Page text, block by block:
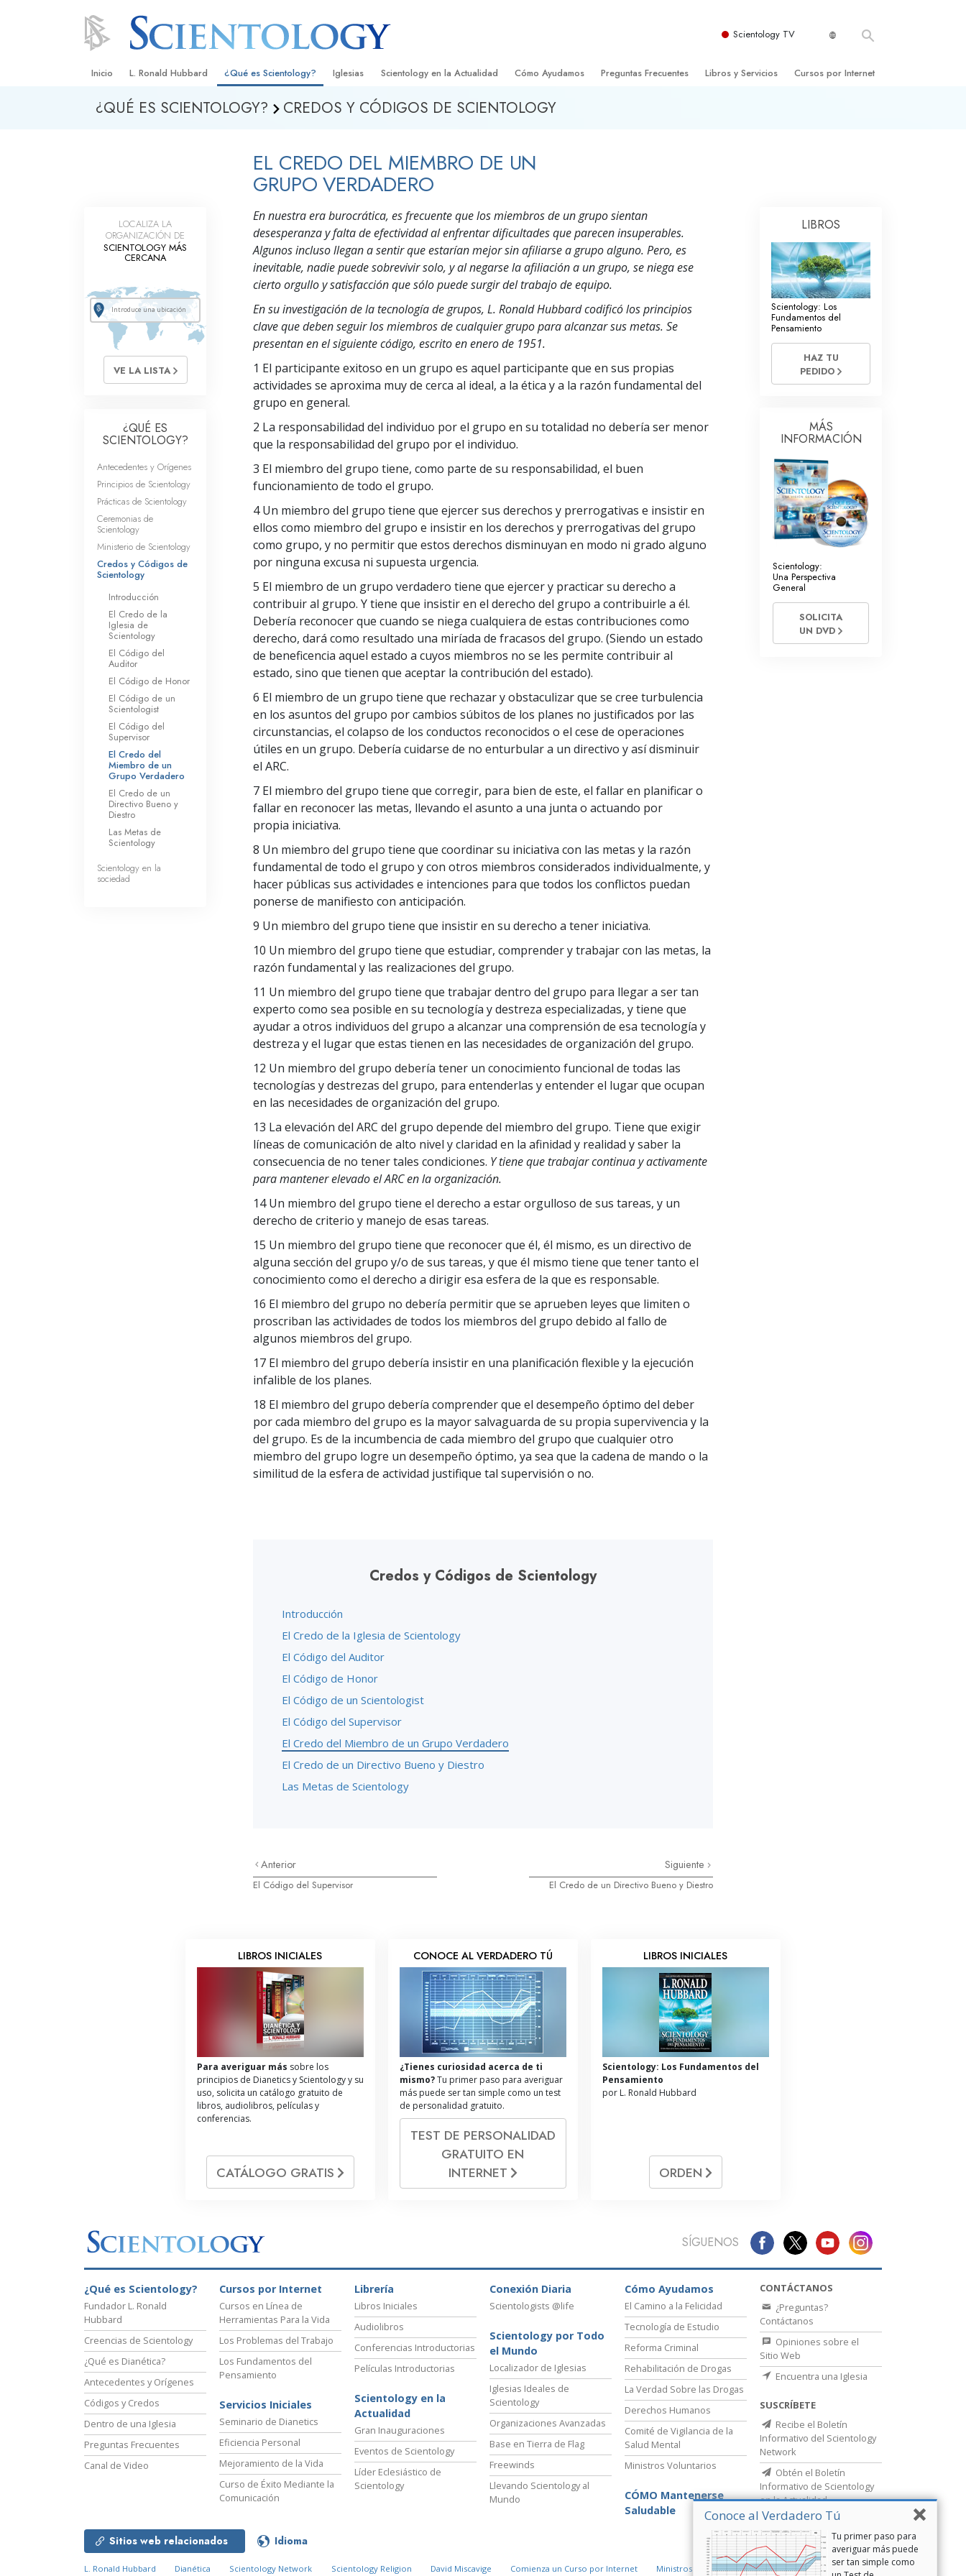
Scientology TV
Inicio L. Ronald Hubbard ¿Qué es Scientology?
Creencias y Prácticas
Qué dicen los Scientologists acerca de
Scientology
Dentro de una Iglesia
Los Principios Básicos de Scientology
Una Introducción a Dianética
Amor y Odio: ¿Qué es Grandeza?
Iglesias
Encontrar una Iglesia
Organizaciones Avanzadas
Base en Tierra de Flag
Freewinds
Llevando Scientology al Mundo
Scientology en la Actualidad
Gran Inauguraciones
David Miscavige: Líder Eclesiástico de
Scientology
Cómo Ayudamos
El Camino a la Felicidad
Criminon
La Verdad Sobre las Drogas
Unidos por los Derechos Humanos
Comisión de Ciudadanos por los
Derechos Humanos
Ministros Voluntarios de Scientology
Preguntas Frecuentes Libros y Servicios
Servicios Iniciales
Cursos por Internet
Ayudas para Enfermedades y Lesiones
La Integridad y la Honestidad
La Escala Tonal Emocional
La Causa de la Supresión
Los Fundamentos de la Organización
Los Fundamentos de las Relaciones
Objetivos y Metas
La Tecnología de Estudio
La Comunicación
¿QUÉ ES SCIENTOLOGY? CREDOS Y CÓDIGOS DE SCIENTOLOGY
EL CREDO DEL MIEMBRO DE UN
GRUPO VERDADERO
En nuestra era burocrática, es frecuente que los miembros de un grupo sientan
desesperanza y falta de efectividad al enfrentar dificultades que parecen insuperables.
Algunos incluso llegan a sentir que estarían mejor sin afiliarse a grupo alguno. Pero, es
inevitable, nadie puede sobrevivir solo, y al negarse la afiliación a un grupo, se niega ese
cierto orgullo y satisfacción que sólo puede surgir del trabajo de equipo.
En su investigación de la tecnología de grupos, L. Ronald Hubbard codificó los principios
clave que deben seguir los miembros de cualquier grupo para alcanzar sus metas. Se
presentan en el siguiente código, escrito en enero de 1951.
1 El participante exitoso en un grupo es aquel participante que en sus propias
actividades se aproxima muy de cerca al ideal, a la ética y a la razón fundamental del
grupo en general.
2 La responsabilidad del individuo por el grupo en su totalidad no debería ser menor
que la responsabilidad del grupo por el individuo.
3 El miembro del grupo tiene, como parte de su responsabilidad, el buen
funcionamiento de todo el grupo.
4 Un miembro del grupo tiene que ejercer sus derechos y prerrogativas e insistir en
ellos como miembro del grupo e insistir en los derechos y prerrogativas del grupo
como grupo, y no permitir que estos derechos disminuyan en modo ni grado alguno
por ninguna excusa ni supuesta urgencia.
5 El miembro de un grupo verdadero tiene que ejercer y practicar su derecho a
contribuir al grupo. Y tiene que insistir en el derecho del grupo a contribuirle a él.
Debería reconocer que cuando se niega cualquiera de estas contribuciones como
derecho, dará como resultado una miríada de fracasos del grupo. (Siendo un estado
de beneficencia aquel estado a cuyos miembros no se les permite contribuir al
estado, sino que tienen que aceptar la contribución del estado).
6 El miembro de un grupo tiene que rechazar y obstaculizar que se cree turbulencia
en los asuntos del grupo por cambios súbitos de los planes no justificados por las
circunstancias, el colapso de los conductos reconocidos o el cese de operaciones
útiles en un grupo. Debería cuidarse de no enturbular a un directivo y así disminuir
el ARC.
7 El miembro del grupo tiene que corregir, para bien de este, el fallar en planificar o
fallar en reconocer las metas, llevando el asunto a una junta o actuando por
propia iniciativa.
8 Un miembro del grupo tiene que coordinar su iniciativa con las metas y la razón
fundamental de todo el grupo y con otros miembros considerados individualmente, y
hacer públicas sus actividades e intenciones para que todos los conflictos puedan
ponerse de manifiesto con anticipación.
9 Un miembro del grupo tiene que insistir en su derecho a tener iniciativa.
10 Un miembro del grupo tiene que estudiar, comprender y trabajar con las metas, la
razón fundamental y las realizaciones del grupo.
11 Un miembro del grupo tiene que trabajar dentro del grupo para llegar a ser tan
experto como sea posible en su tecnología y destreza especializadas, y tiene que
ayudar a otros individuos del grupo a alcanzar una comprensión de esa tecnología y
destreza y el lugar que estas tienen en las necesidades de organización del grupo.
12 Un miembro del grupo debería tener un conocimiento funcional de todas las
tecnologías y destrezas del grupo, para entenderlas y entender el lugar que ocupan
en las necesidades de organización del grupo.
13 La elevación del ARC del grupo depende del miembro del grupo. Tiene que exigir
líneas de comunicación de alto nivel y claridad en la afinidad y realidad y saber la
consecuencia de no tener tales condiciones. Y tiene que trabajar continua y activamente
para mantener elevado el ARC en la organización.
14 Un miembro del grupo tiene el derecho a estar orgulloso de sus tareas, y un
derecho de criterio y manejo de esas tareas.
15 Un miembro del grupo tiene que reconocer que él, él mismo, es un directivo de
alguna sección del grupo y/o de sus tareas, y que él mismo tiene que tener tanto el
conocimiento como el derecho a dirigir esa esfera de la que es responsable.
16 El miembro del grupo no debería permitir que se aprueben leyes que limiten o
proscriban las actividades de todos los miembros del grupo debido al fallo de
algunos miembros del grupo.
17 El miembro del grupo debería insistir en una planificación flexible y la ejecución
infalible de los planes.
18 El miembro del grupo debería comprender que el desempeño óptimo del deber
por cada miembro del grupo es la mayor salvaguarda de su propia supervivencia y la
del grupo. Es de la incumbencia de cada miembro del grupo que cualquier otro
miembro del grupo logre un desempeño óptimo, ya sea que la cadena de mando o la
similitud de la esfera de actividad justifique tal supervisión o no.
Credos y Códigos de Scientology
Introducción
El Credo de la Iglesia de Scientology
El Código del Auditor
El Código de Honor
El Código de un Scientologist
El Código del Supervisor
El Credo del Miembro de un Grupo Verdadero
El Credo de un Directivo Bueno y Diestro
Las Metas de Scientology
Anterior
El Código del Supervisor
Siguiente
El Credo de un Directivo Bueno y Diestro
LOCALIZA LA
ORGANIZACIÓN DE
SCIENTOLOGY MÁS
CERCANA
VE LA LISTA
¿QUÉ ES
SCIENTOLOGY?
Antecedentes y Orígenes
Principios de Scientology
Prácticas de Scientology
Ceremonias de
Scientology
Ministerio de Scientology
Credos y Códigos de
Scientology
Introducción
El Credo de la
Iglesia de
Scientology
El Código del
Auditor
El Código de Honor
El Código de un
Scientologist
El Código del
Supervisor
El Credo del
Miembro de un
Grupo Verdadero
El Credo de un
Directivo Bueno y
Diestro
Las Metas de
Scientology
Scientology en la
sociedad
LIBROS
Scientology: Los
Fundamentos del
Pensamiento
HAZ TU
PEDIDO
MÁS
INFORMACIÓN
Scientology:
Una Perspectiva
General
SOLICITA
UN DVD
Conoce al Verdadero Tú
Tu primer paso para
averiguar más puede
ser tan simple como
LIBROS INICIALES
Para averiguar más sobre los
principios de Dianetics y Scientology y su
uso, solicita un catálogo gratuito de
libros, audiolibros, películas y
conferencias.
CATÁLOGO GRATIS
CONOCE AL VERDADERO TÚ
¿Tienes curiosidad acerca de ti
mismo?Tu primer paso para averiguar
más puede ser tan simple como un test
de personalidad gratuito.
TEST DE PERSONALIDAD
GRATUITO EN
INTERNET
LIBROS INICIALES
Scientology: Los Fundamentos del
Pensamiento
por L. Ronald Hubbard
ORDEN
SÍGUENOS
¿Qué es Scientology?
Fundador L. Ronald
Hubbard
Creencias de Scientology
¿Qué es Dianética?
Antecedentes y Orígenes
Códigos y Credos
Dentro de una Iglesia
Preguntas Frecuentes
Canal de Video
Cursos por Internet
Cursos en Línea de
Herramientas Para la Vida
Los Problemas del Trabajo
Los Fundamentos del
Pensamiento
Servicios Iniciales
Seminario de Dianetics
Eficiencia Personal
Mejoramiento de la Vida
Curso de Éxito Mediante la
Comunicación
Librería
Libros Iniciales
Audiolibros
Conferencias Introductorias
Películas Introductorias
Scientology en la
Actualidad
Gran Inauguraciones
Eventos de Scientology
Líder Eclesiástico de
Scientology
Conexión Diaria
Scientologists @life
Scientology por Todo
el Mundo
Localizador de Iglesias
Iglesias Ideales de
Scientology
Organizaciones Avanzadas
Base en Tierra de Flag
Freewinds
Llevando Scientology al
Mundo
Cómo Ayudamos
El Camino a la Felicidad
Tecnología de Estudio
Reforma Criminal
Rehabilitación de Drogas
La Verdad Sobre las Drogas
Derechos Humanos
Comité de Vigilancia de la
Salud Mental
Ministros Voluntarios
CÓMO Mantenerse
Saludable
CONTÁCTANOS
¿Preguntas?
Contáctanos
Opiniones sobre el
Sitio Web
Encuentra una Iglesia
SUSCRÍBETE
Recibe el Boletín
Informativo del Scientology
Network
Obtén el Boletín
Informativo de Scientology
en la Actualidad
Sitios web relacionados Idioma
L. Ronald Hubbard Dianética Scientology Network Scientology Religion David Miscavige Comienza un Curso por Internet Ministros Voluntarios de Scientology